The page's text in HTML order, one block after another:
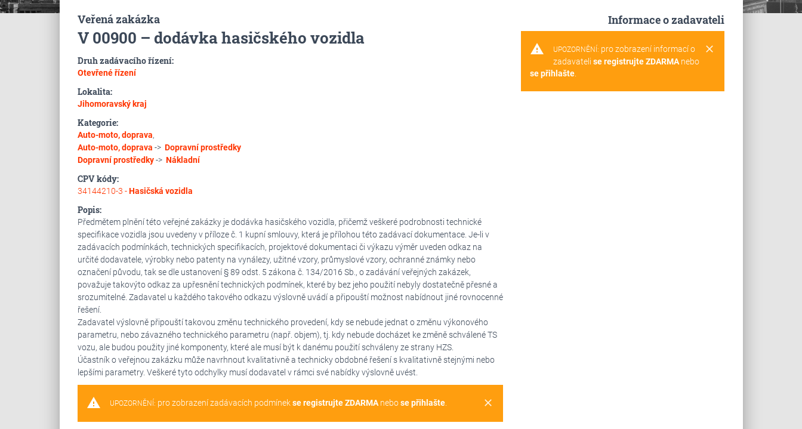
Veřená zakázka
V 00900 – dodávka hasičského vozidla
Druh zadávacího řízení:
Otevřené řízení
Lokalita:
Jihomoravský kraj
Kategorie:
Auto-moto, doprava,
Auto-moto, doprava -> Dopravní prostředky
Dopravní prostředky-> Nákladní
CPV kódy:
34144210-3 -Hasičská vozidla
Popis:
Předmětem plnění této veřejné zakázky je dodávka hasičského vozidla, přičemž veškeré podrobnosti technické
specifikace vozidla jsou uvedeny v příloze č. 1 kupní smlouvy, která je přílohou této zadávací dokumentace. Je-li v
zadávacích podmínkách, technických specifikacích, projektové dokumentaci či výkazu výměr uveden odkaz na
určité dodavatele, výrobky nebo patenty na vynálezy, užitné vzory, průmyslové vzory, ochranné známky nebo
označení původu, tak se dle ustanovení § 89 odst. 5 zákona č. 134/2016 Sb., o zadávání veřejných zakázek,
považuje takovýto odkaz za upřesnění technických podmínek, které by bez jeho použití nebyly dostatečně přesné a
srozumitelné. Zadavatel u každého takového odkazu výslovně uvádí a připouští možnost nabídnout jiné rovnocenné
řešení.
Zadavatel výslovně připouští takovou změnu technického provedení, kdy se nebude jednat o změnu výkonového
parametru, nebo závazného technického parametru (např. objem), tj. kdy nebude docházet ke změně schválené TS
vozu, ale budou použity jiné komponenty, které ale musí být k danému použití schváleny ze strany HZS.
Účastník o veřejnou zakázku může navrhnout kvalitativně a technicky obdobné řešení s kvalitativně stejnými nebo
lepšími parametry. Veškeré tyto odchylky musí dodavatel v rámci své nabídky výslovně uvést.
warning clear
UPOZORNĚNÍ: pro zobrazení zadávacích podmínekse registrujte ZDARMAnebose přihlašte.
Informace o zadavateli
warning clear
UPOZORNĚNÍ: pro zobrazení informací o
zadavateli se registrujte ZDARMAnebo
se přihlašte.